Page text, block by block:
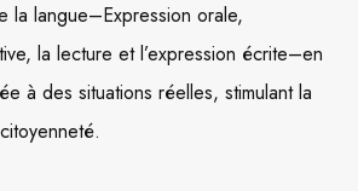
la langue–Expression orale,
la lecture et l’expression écrite–en
à des situations réelles, stimulant la